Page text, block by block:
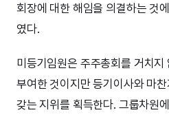
회장에 대한 해임을 의결하는 것
였다.
미등기임원은 주주총회를 거치
부여한 것이지만 등기이사와 마
갖는 지위를 획득한다. 그룹차원